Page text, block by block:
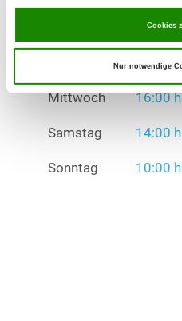
Cookies
Nur notwendige
Samstag 14:00
Sonntag 10:00
Mittwoch 16:00
Samstag 14:00
Sonntag 10:00